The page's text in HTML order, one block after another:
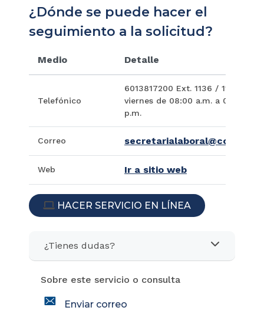
¿Dónde se puede hacer el
seguimiento a la solicitud?
Medio Detalle
Telefónico
6013817200 Ext. 1136 / 1128,
viernes de 08:00 a.m. a 01:00
p.m.
Correo
Web Ir a sitio web
ICON
HACER SERVICIO EN LÍNEA
¿Tienes dudas?
Sobre este servicio o consulta
Enviar correo